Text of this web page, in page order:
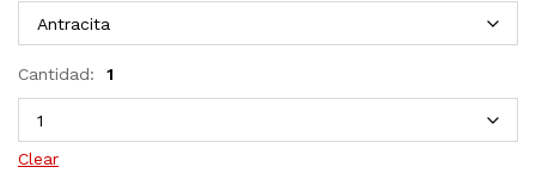
Cantidad: 1
Clear